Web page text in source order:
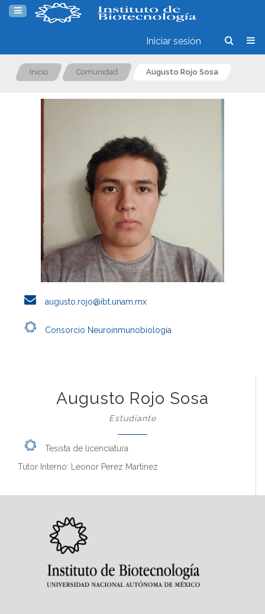
Iniciar sesión
Inicio Comunidad Augusto Rojo Sosa
augusto.rojo@ibt.unam.mx
Consorcio Neuroinmunobiología
Augusto Rojo Sosa
Estudiante
Tesista de licenciatura
Tutor Interno: Leonor Perez Martinez